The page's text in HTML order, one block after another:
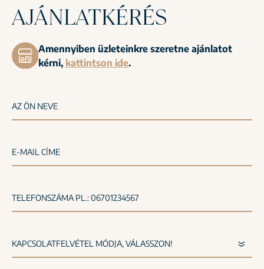
AJÁNLATKÉRÉS
Amennyiben üzleteinkre szeretne ajánlatot
kérni, kattintson ide.
AZ ÖN NEVE
E-MAIL CÍME
TELEFONSZÁMA PL.: 06701234567